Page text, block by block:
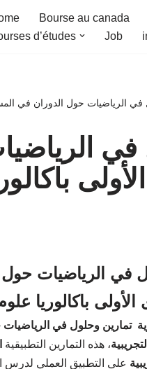
Bourse au canada
d’études
Job
الرياضيات حول الدوران في
في
في الرياضيات حول
الأولى باكالوريا
تمارين وحلول في
، هذه التمارين التطبيقية
على التطبيق العملي لدرس